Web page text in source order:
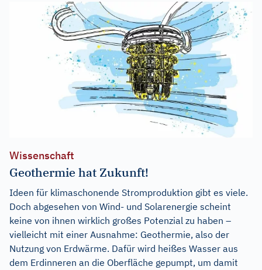
Wissenschaft
Geothermie hat Zukunft!
Ideen für klimaschonende Stromproduktion gibt es viele.
Doch abgesehen von Wind- und Solarenergie scheint
keine von ihnen wirklich großes Potenzial zu haben –
vielleicht mit einer Ausnahme: Geothermie, also der
Nutzung von Erdwärme. Dafür wird heißes Wasser aus
dem Erdinneren an die Oberfläche gepumpt, um damit